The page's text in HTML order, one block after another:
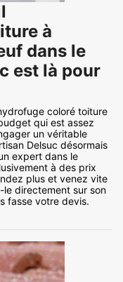
à
dans le
est là pour
coloré toiture
qui est assez
un véritable
Delsuc désormais
expert dans le
à des prix
plus et venez vite
directement sur son
fasse votre devis.